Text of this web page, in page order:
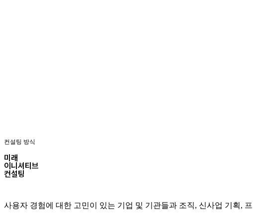
컨설팅 방식
미래
이니셔티브
컨설팅
사용자 경험에 대한 고민이 있는 기업 및 기관들과 조직, 신사업 기획,